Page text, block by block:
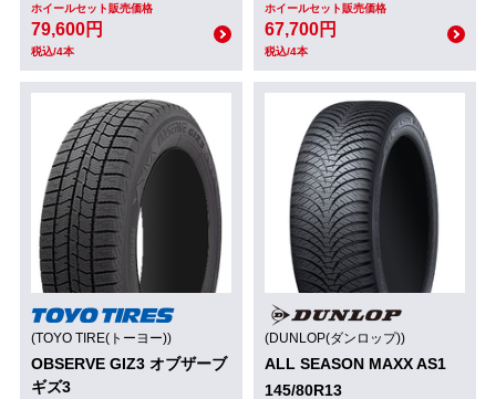
ホイールセット販売価格
79,600円
税込/4本
ホイールセット販売価格
67,700円
税込/4本
(TOYO TIRE(トーヨー))
OBSERVE GIZ3 オブザーブ
ギズ3
(DUNLOP(ダンロップ))
ALL SEASON MAXX AS1
145/80R13